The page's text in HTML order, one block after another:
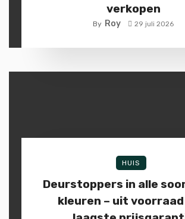
verkopen
By Roy 29 juli 2026
HUIS
Deurstoppers in alle
kleuren – uit